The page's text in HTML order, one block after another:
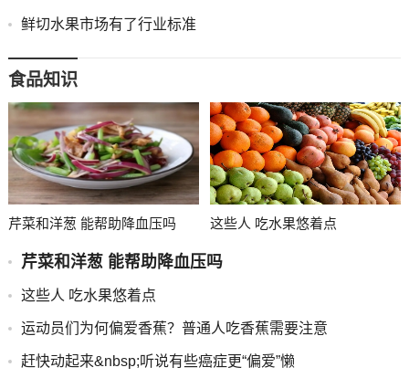
鲜切水果市场有了行业标准
食品知识
芹菜和洋葱 能帮助降血压吗 这些人 吃水果悠着点
芹菜和洋葱 能帮助降血压吗
这些人 吃水果悠着点
运动员们为何偏爱香蕉？普通人吃香蕉需要注意
赶快动起来&nbsp;听说有些癌症更“偏爱”懒